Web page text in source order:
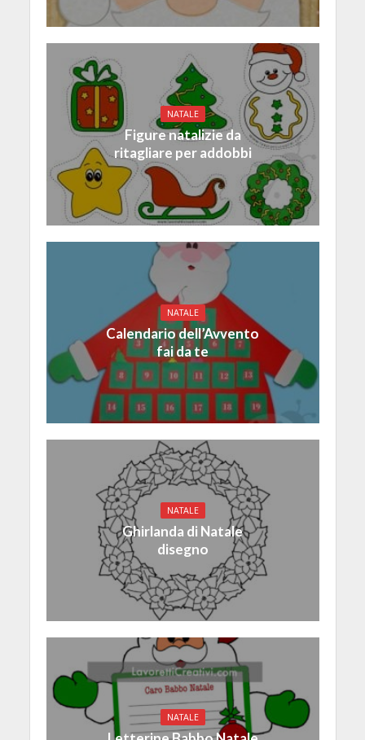
NATALE
Figure natalizie da
ritagliare per addobbi
NATALE
Calendario dell’Avvento
fai da te
NATALE
Ghirlanda di Natale
disegno
NATALE